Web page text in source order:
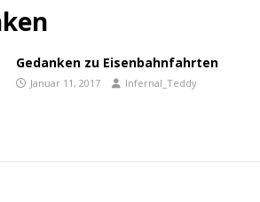
Gedanken zu Eisenbahnfahrten
Januar 11, 2017 Infernal_Teddy